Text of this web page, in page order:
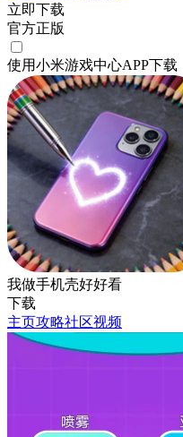
立即下载
官方正版
使用小米游戏中心APP下载
我做手机壳好好看
下载
主页攻略社区视频